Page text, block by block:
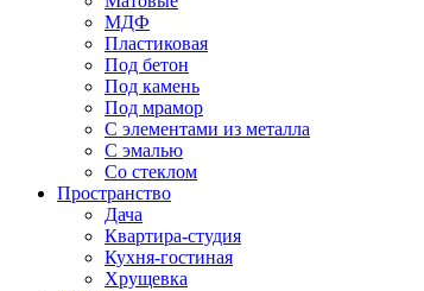
МДФ
Пластиковая
Под бетон
Под камень
Под мрамор
С элементами из металла
С эмалью
Со стеклом
Пространство
Дача
Квартира-студия
Кухня-гостиная
Хрущевка